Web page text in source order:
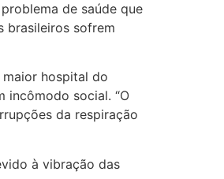
de saúde que
brasileiros sofrem
maior hospital do
incômodo social. “O
da respiração
à vibração das